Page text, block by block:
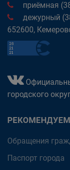
приёмная
дежурный
652600,
городского
РЕКОМЕНДУЕМ
Обращения
Паспорт города